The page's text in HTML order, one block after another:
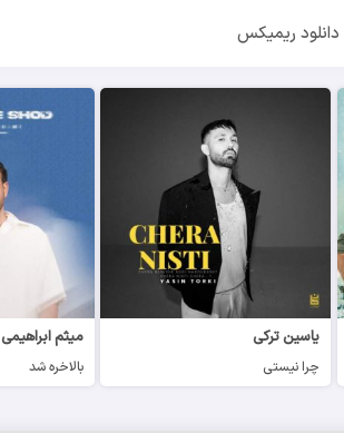
دانلود ریمیکس
یاسین ترکی
چرا نیستی
میثم ابراهیمی
بالاخره شد